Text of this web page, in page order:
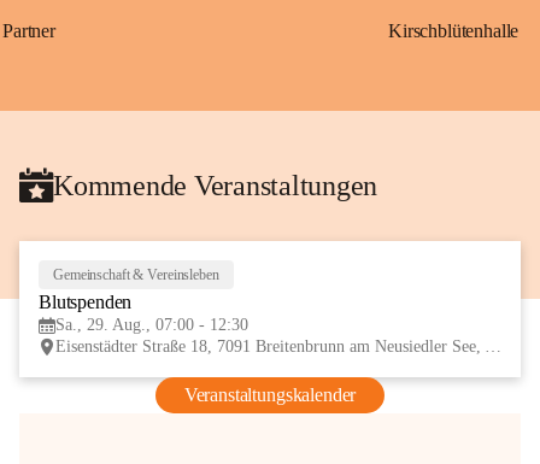
Partner Kirschblütenhalle
Kommende Veranstaltungen
Gemeinschaft & Vereinsleben
Blutspenden
Sa., 29. Aug., 07:00 - 12:30
Eisenstädter Straße 18, 7091 Breitenbrunn am Neusiedler See, AUT
Veranstaltungskalender